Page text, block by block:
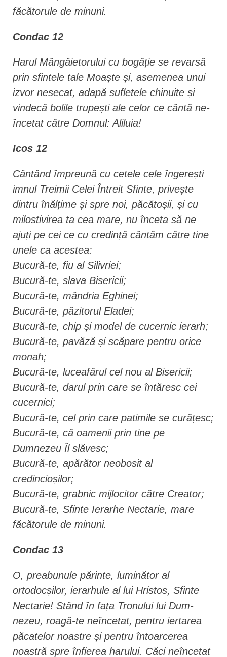
făcătorule de minuni.
Condac 12
Harul Mângâietorului cu bogăție se re­varsă
prin sfintele tale Moaște și, asemenea unui
izvor nesecat, adapă su­fletele chinuite și
vindecă bolile trupești ale celor ce cântă ne­
în­cetat către Domnul: Aliluia!
Icos 12
Cântând împreună cu cetele cele îngerești
imnul Treimii Celei Întreit Sfinte, privește
dintru înălțime și spre noi, păcătoșii, și cu
milostivirea ta cea mare, nu înceta să ne
ajuți pe cei ce cu credință cântăm către tine
unele ca acestea:
Bucură-te, fiu al Silivriei;
Bucură-te, slava Bisericii;
Bucură-te, mândria Eghinei;
Bucură-te, păzitorul Eladei;
Bucură-te, chip și model de cucernic ierarh;
Bucură-te, pavăză și scăpare pentru orice
monah;
Bucură-te, luceafărul cel nou al Bisericii;
Bucură-te, darul prin care se întăresc cei
cucernici;
Bucură-te, cel prin care patimile se curățesc;
Bucură-te, că oamenii prin tine pe
Dumnezeu Îl slăvesc;
Bucură-te, apărător neobosit al
credincioșilor;
Bucură-te, grabnic mijlocitor către Creator;
Bucură-te, Sfinte Ierarhe Nectarie, mare
făcătorule de minuni.
Condac 13
O, preabunule părinte, luminător al
ortodocșilor, ierarhule al lui Hristos, Sfinte
Nectarie! Stând în fața Tronului lui Dum­
nezeu, roagă-te neîncetat, pentru iertarea
păcatelor noastre și pentru întoarcerea
noastră spre înfierea harului. Căci neîncetat